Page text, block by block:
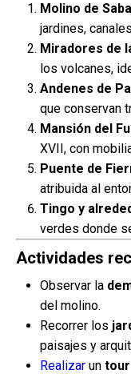
Molino de
jardines,
Miradores de
los volcanes,
Andenes de
que conservan
Mansión del
XVII, con
Puente de
atribuida al
Tingo y
verdes donde
Actividades
Observar la
del molino.
Recorrer los
paisajes y
Realizar un tour